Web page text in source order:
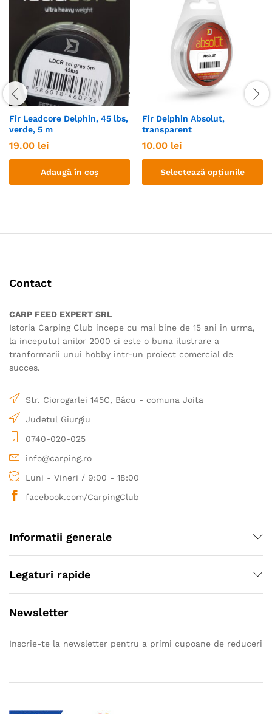
Fir Leadcore Delphin, 45 lbs,
verde, 5 m
19.00 lei
Adaugă în coș
Fir Delphin Absolut,
transparent
10.00 lei
Selectează opțiunile
în
pagina
produsului.
Contact
CARP FEED EXPERT SRL
Istoria Carping Club incepe cu mai bine de 15 ani in urma,
la inceputul anilor 2000 si este o buna ilustrare a
tranformarii unui hobby intr-un proiect comercial de
succes.
Str. Ciorogarlei 145C, Bâcu - comuna Joita
Judetul Giurgiu
0740-020-025
info@carping.ro
Luni - Vineri / 9:00 - 18:00
facebook.com/CarpingClub
Informatii generale
Legaturi rapide
Newsletter
Inscrie-te la newsletter pentru a primi cupoane de reduceri